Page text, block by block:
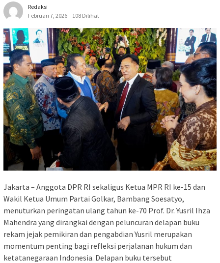
Redaksi
Februari 7, 2026
108 Dilihat
Jakarta – Anggota DPR RI sekaligus Ketua MPR RI ke-15 dan
Wakil Ketua Umum Partai Golkar, Bambang Soesatyo,
menuturkan peringatan ulang tahun ke-70 Prof. Dr. Yusril Ihza
Mahendra yang dirangkai dengan peluncuran delapan buku
rekam jejak pemikiran dan pengabdian Yusril merupakan
momentum penting bagi refleksi perjalanan hukum dan
ketatanegaraan Indonesia. Delapan buku tersebut